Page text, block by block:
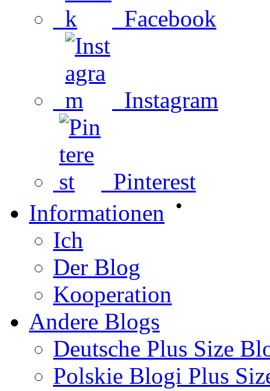
Facebook
Instagram
Pinterest
Informationen •
Ich
Der Blog
Kooperation
Andere Blogs
Deutsche Plus Size
Polskie Blogi Plus